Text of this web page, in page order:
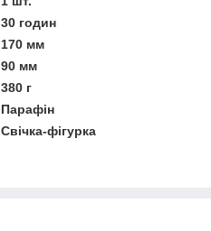
30 годин
170 мм
90 мм
380 г
Парафін
Свічка-фігурка